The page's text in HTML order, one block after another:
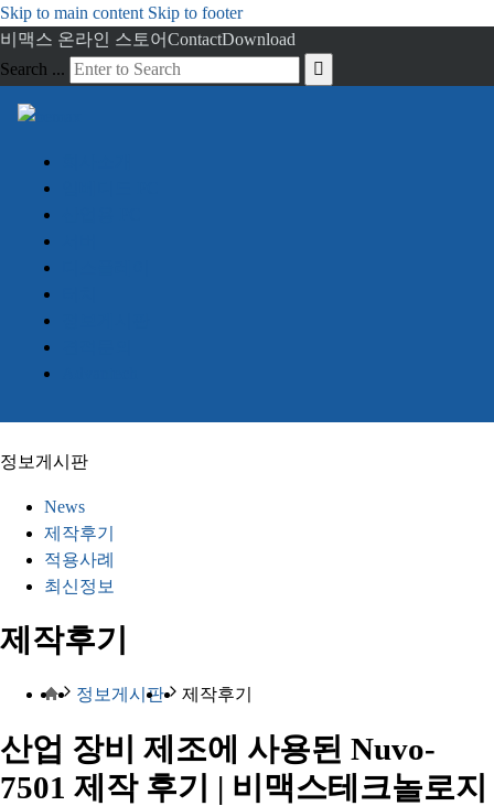
Skip to main content Skip to footer
비맥스 온라인 스토어ContactDownload
Search ...
정보게시판
News
제작후기
적용사례
최신정보
제작후기
정보게시판 제작후기
산업 장비 제조에 사용된 Nuvo-
7501 제작 후기 | 비맥스테크놀로지